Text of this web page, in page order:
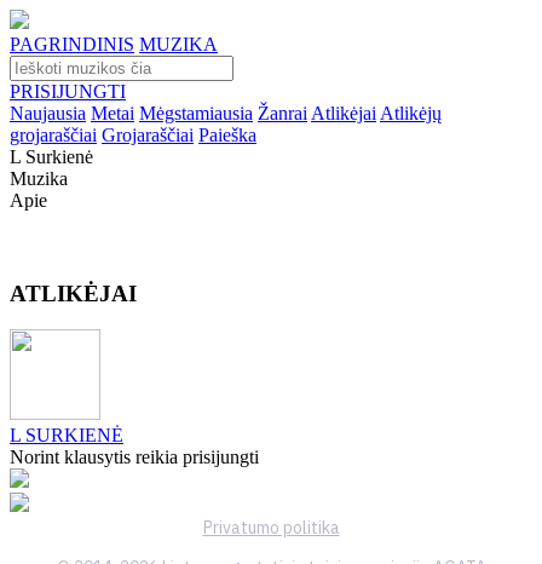
PAGRINDINIS MUZIKA
PRISIJUNGTI
Naujausia Metai Mėgstamiausia Žanrai Atlikėjai Atlikėjų
grojaraščiai Grojaraščiai Paieška
L Surkienė
Muzika
Apie
ATLIKĖJAI
L SURKIENĖ
Norint klausytis reikia prisijungti
Privatumo politika